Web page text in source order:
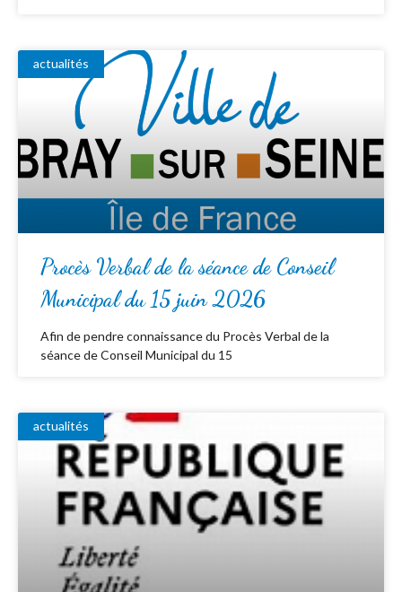
actualités
Procès Verbal de la séance de Conseil
Municipal du 15 juin 2026
Afin de pendre connaissance du Procès Verbal de la
séance de Conseil Municipal du 15
actualités